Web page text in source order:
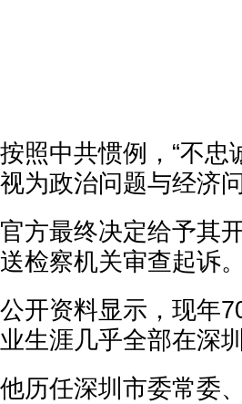
按照中共惯例，“不忠
视为政治问题与经济
官方最终决定给予其
送检察机关审查起诉。
公开资料显示，现年
业生涯几乎全部在深圳
他历任深圳市委常委